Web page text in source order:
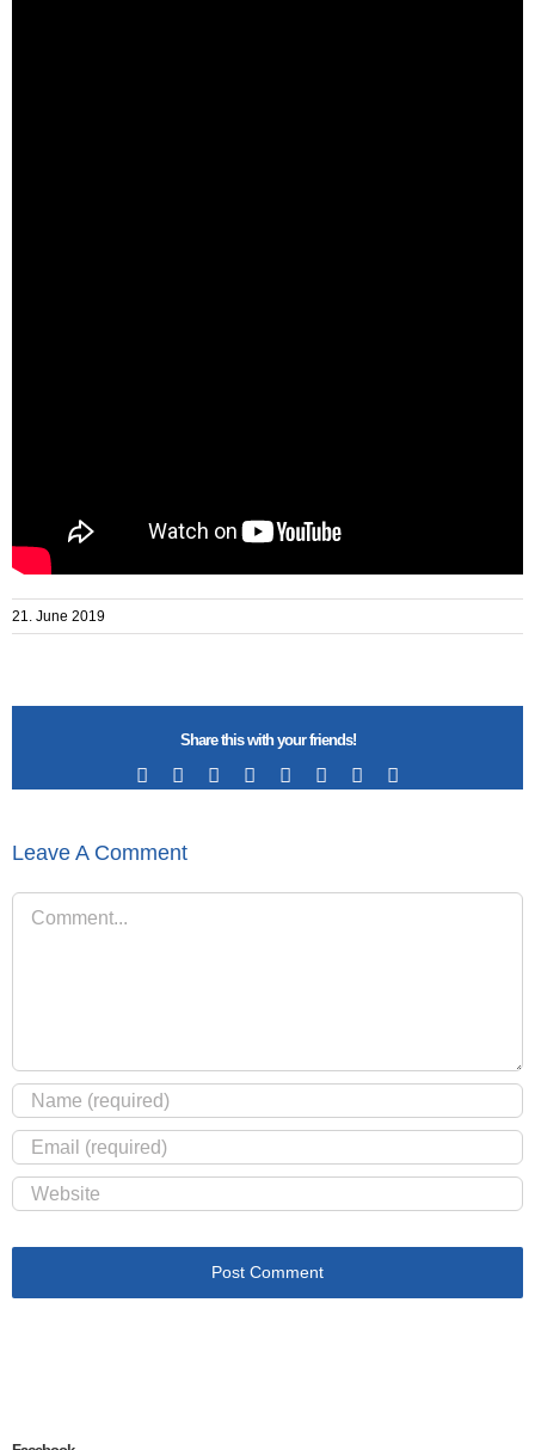
21. June 2019
Share this with your friends!
Facebook RedditLinkedIn
TumblrPinterest
Leave A Comment
Comment